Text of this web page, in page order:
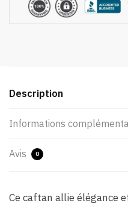
Description
Informations
Avis 0
Ce caftan allie élégance